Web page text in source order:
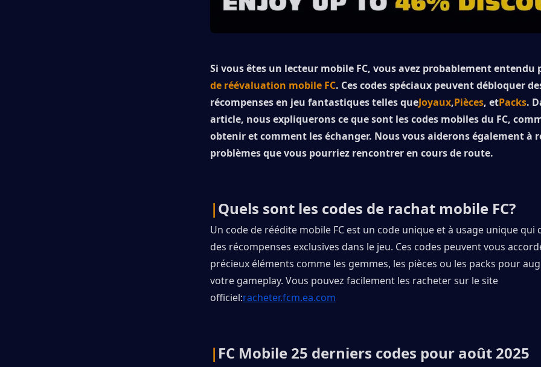
Si vous êtes un lecteur mobile FC, vous avez probablement entendu
de réévaluation mobile FC. Ces codes spéciaux peuvent débloquer
récompenses en jeu fantastiques telles queJoyaux,Pièces, etPacks.
article, nous expliquerons ce que sont les codes mobiles du FC,
obtenir et comment les échanger. Nous vous aiderons également à
problèmes que vous pourriez rencontrer en cours de route.
|Quels sont les codes de rachat mobile FC?
Un code de réédite mobile FC est un code unique et à usage unique qui
des récompenses exclusives dans le jeu. Ces codes peuvent vous
précieux éléments comme les gemmes, les pièces ou les packs pour
votre gameplay. Vous pouvez facilement les racheter sur le site
officiel:racheter.fcm.ea.com
| FC Mobile 25 derniers codes pour août 2025